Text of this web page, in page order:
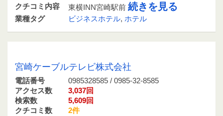
クチコミ内容
東横INN宮崎駅前 続きを見る
業種タグ ビジネスホテル, ホテル
宮崎ケーブルテレビ株式会社
電話番号
0985328585 / 0985-32-8585
アクセス数
3,037回
検索数
5,609回
クチコミ数
2件